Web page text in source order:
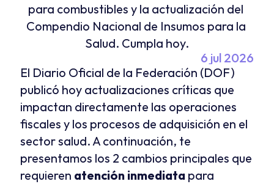
para combustibles y la actualización del
Compendio Nacional de Insumos para la
Salud. Cumpla hoy.
6 jul 2026
El Diario Oficial de la Federación (DOF)
publicó hoy actualizaciones críticas que
impactan directamente las operaciones
fiscales y los procesos de adquisición en el
sector salud. A continuación, te
presentamos los 2 cambios principales que
requieren atención inmediata para